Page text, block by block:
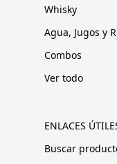
Whisky
Agua, Jugos y
Combos
Ver todo
ENLACES
Buscar